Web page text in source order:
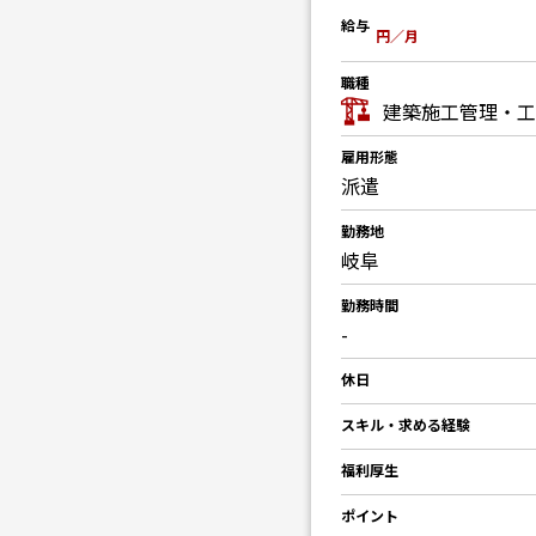
給与
円／月
職種
建築施工管理・
雇用形態
派遣
勤務地
岐阜
勤務時間
-
休日
スキル・求める経験
福利厚生
ポイント